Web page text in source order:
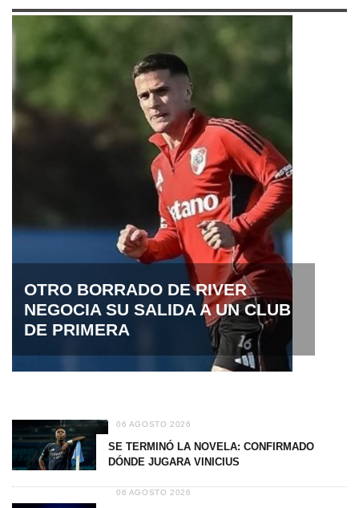
OTRO BORRADO DE RIVER
NEGOCIA SU SALIDA A UN CLUB
DE PRIMERA
06 AGOSTO 2026
SE TERMINÓ LA NOVELA: CONFIRMADO
DÓNDE JUGARA VINICIUS
06 AGOSTO 2026